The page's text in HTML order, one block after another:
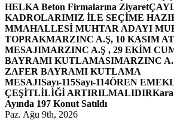
HELKA Beton Firmalarına Ziyaret
KADROLARIMIZ İLE SEÇİME
MMAHALLESİ MUHTAR ADAYI
TOPRAKMARZINC A.Ş, 10 KASIM
MESAJIMARZINC A.Ş , 29 EKİM
BAYRAMI KUTLAMASIMARZINC
ZAFER BAYRAMI KUTLAMA
MESAJISayı-115Sayı-114ÖREN
ÇEŞİTLİLİĞİ ARTIRILMALIDIR
Ayında 197 Konut Satıldı
Paz. Ağu 9th, 2026